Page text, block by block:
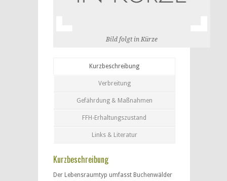
Bild folgt in Kürze
Kurzbeschreibung
Verbreitung
Gefährdung & Maßnahmen
FFH-Erhaltungszustand
Links & Literatur
Kurzbeschreibung
Der Lebensraumtyp umfasst Buchenwälder